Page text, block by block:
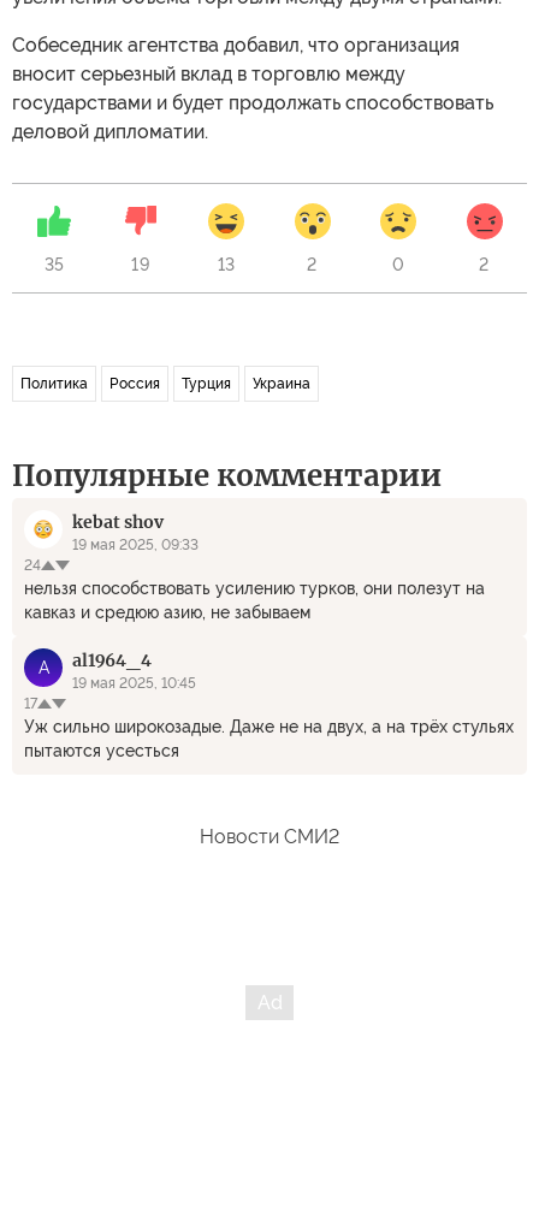
Собеседник агентства добавил, что организация
вносит серьезный вклад в торговлю между
государствами и будет продолжать способствовать
деловой дипломатии.
35 19 13 2 0 2
Политика Россия Турция Украина
Популярные комментарии
kebat shov
19 мая 2025, 09:33
24
нельзя способствовать усилению турков, они полезут на
кавказ и средюю азию, не забываем
A al1964_4
19 мая 2025, 10:45
17
Уж сильно широкозадые. Даже не на двух, а на трёх стульях
пытаются усесться
Новости СМИ2